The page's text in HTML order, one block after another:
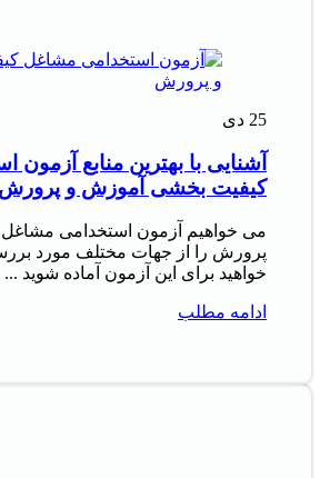
25 دی
آشنایی با بهترین منابع
کیفیت بخشی آموزش و پرورش 1404-1403
می خواهیم آزمون استخدامی
پرورش را از جهات مختلف مورد
خواهید برای این آزمون آماده شوید ...
ادامه مطلب